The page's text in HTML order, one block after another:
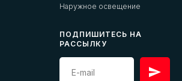
Наружное освещение
ПОДПИШИТЕСЬ НА
РАССЫЛКУ